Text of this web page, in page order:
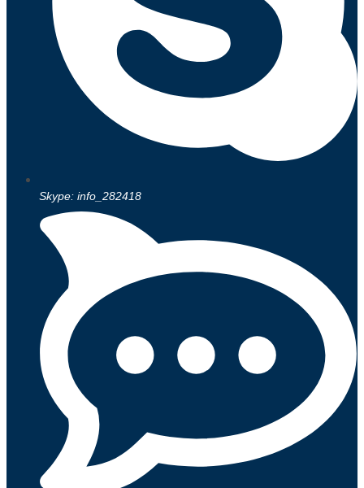
Skype: info_282418